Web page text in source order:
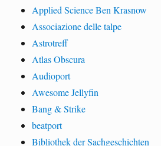
Applied Science Ben Krasnow
Associazione delle talpe
Astrotreff
Atlas Obscura
Audioport
Awesome Jellyfin
Bang & Strike
beatport
Bibliothek der Sachgeschichten